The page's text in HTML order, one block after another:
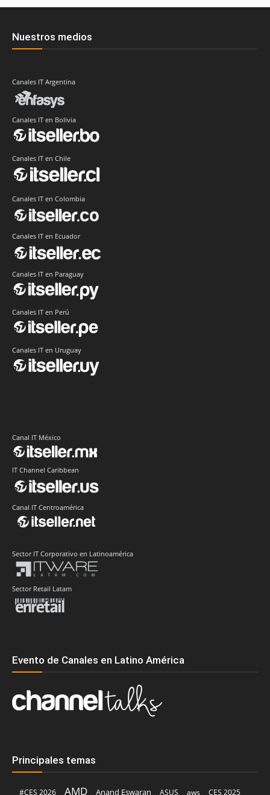
Nuestros medios
Canales IT Argentina
Canales IT en Bolivia
Canales IT en Chile
Canales IT en Colombia
Canales IT en Ecuador
Canales IT en Paraguay
Canales IT en Perú
Canales IT en Uruguay
Canal IT México
IT Channel Caribbean
Canal IT Centroamérica
Sector IT Corporativo en Latinoamérica
Sector Retail Latam
Evento de Canales en Latino América
Principales temas
#CES 2026 AMD Anand Eswaran ASUS aws
CES 2025